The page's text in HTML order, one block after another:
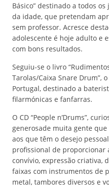
Básico” destinado a todos
da idade, que pretendam
sem professor. Acresce
adolescente é hoje adulto e
com bons resultados.
Seguiu-se o livro
Tarolas/Caixa Snare Drum”,
Portugal, destinado a
filarmónicas e fanfarras.
O CD “People n’Drums”,
generosade muita gente
aos que têm o desejo
profissional de proporcionar
convívio, expressão criativa,
faixas com instrumentos de
metal, tambores diversos e